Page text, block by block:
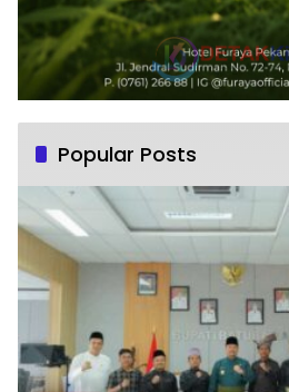
Popular Posts